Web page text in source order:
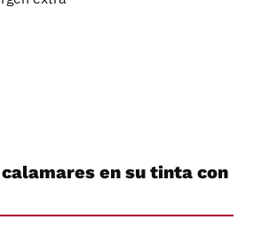
en su tinta con